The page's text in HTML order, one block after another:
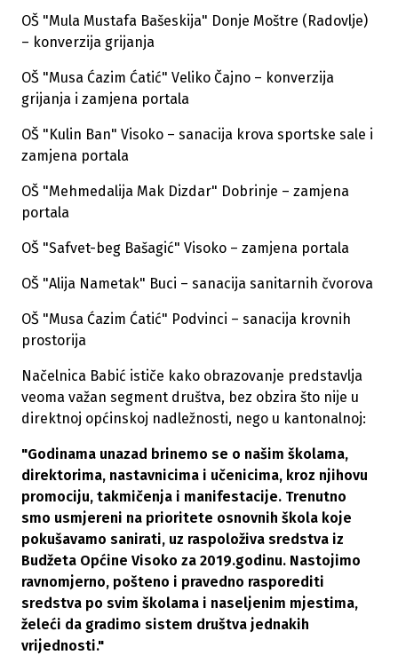
OŠ "Mula Mustafa Bašeskija" Donje Moštre (Radovlje)
– konverzija grijanja
OŠ "Musa Ćazim Ćatić" Veliko Čajno – konverzija
grijanja i zamjena portala
OŠ "Kulin Ban" Visoko – sanacija krova sportske sale i
zamjena portala
OŠ "Mehmedalija Mak Dizdar" Dobrinje – zamjena
portala
OŠ "Safvet-beg Bašagić" Visoko – zamjena portala
OŠ "Alija Nametak" Buci – sanacija sanitarnih čvorova
OŠ "Musa Ćazim Ćatić" Podvinci – sanacija krovnih
prostorija
Načelnica Babić ističe kako obrazovanje predstavlja
veoma važan segment društva, bez obzira što nije u
direktnoj općinskoj nadležnosti, nego u kantonalnoj:
"Godinama unazad brinemo se o našim školama,
direktorima, nastavnicima i učenicima, kroz njihovu
promociju, takmičenja i manifestacije. Trenutno
smo usmjereni na prioritete osnovnih škola koje
pokušavamo sanirati, uz raspoloživa sredstva iz
Budžeta Općine Visoko za 2019.godinu. Nastojimo
ravnomjerno, pošteno i pravedno rasporediti
sredstva po svim školama i naseljenim mjestima,
želeći da gradimo sistem društva jednakih
vrijednosti."